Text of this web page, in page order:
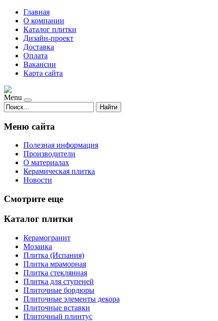
Главная
О компании
Каталог плитки
Дизайн-проект
Доставка
Оплата
Вакансии
Карта сайта
Menu
Найти
Меню сайта
Полезная информация
Производители
О материалах
Керамическая плитка
Новости
Смотрите еще
Каталог плитки
Керамогранит
Мозаика
Плитка (Испания)
Плитка мраморная
Плитка стеклянная
Плитка для ступеней
Плиточные бордюры
Плиточные элементы декора
Плиточные вставки
Плиточный плинтус